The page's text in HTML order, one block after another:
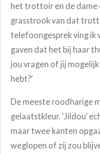
het trottoir en de dame
grasstrook van dat
telefoongesprek ving ik
gaven dat het bij haar
jou vragen of jij
hebt?’
De meeste roodharige
gelaatstkleur. ‘Jildou’
maar twee kanten
weglopen of zij zou